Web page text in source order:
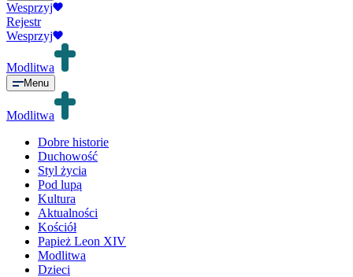
Wesprzyj
Rejestr
Wesprzyj
Modlitwa
Menu
Modlitwa
Dobre historie
Duchowość
Styl życia
Pod lupą
Kultura
Aktualności
Kościół
Papież Leon XIV
Modlitwa
Dzieci